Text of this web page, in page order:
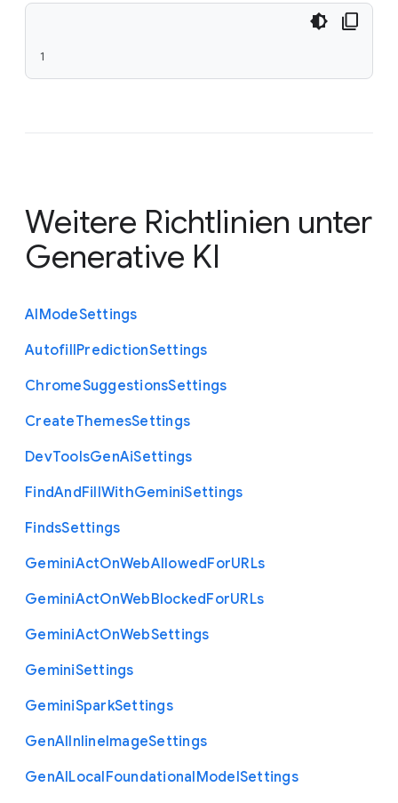
1
Weitere Richtlinien unter
Generative KI
AIModeSettings
AutofillPredictionSettings
ChromeSuggestionsSettings
CreateThemesSettings
DevToolsGenAiSettings
FindAndFillWithGeminiSettings
FindsSettings
GeminiActOnWebAllowedForURLs
GeminiActOnWebBlockedForURLs
GeminiActOnWebSettings
GeminiSettings
GeminiSparkSettings
GenAIInlineImageSettings
GenAILocalFoundationalModelSettings